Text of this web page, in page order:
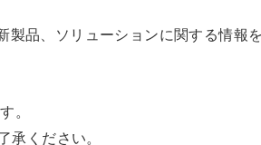
製品、ソリューションに関する情報
。
承ください。